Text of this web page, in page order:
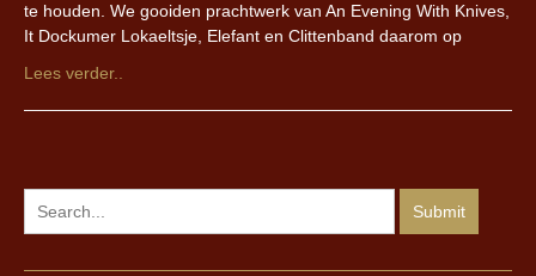
te houden. We gooiden prachtwerk van An Evening With Knives,
It Dockumer Lokaeltsje, Elefant en Clittenband daarom op
Lees verder..